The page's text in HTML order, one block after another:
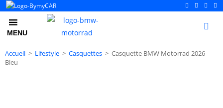
MENU
Accueil > Lifestyle > Casquettes > Casquette BMW Motorrad 2026 –
Bleu